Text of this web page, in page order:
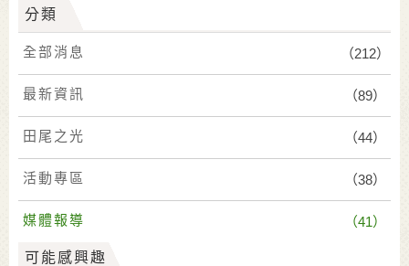
分類
全部消息 （212）
最新資訊 （89）
田尾之光 （44）
活動專區 （38）
媒體報導 （41）
可能感興趣